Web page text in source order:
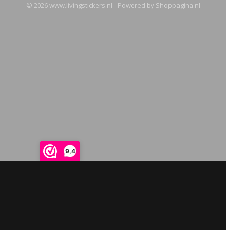
9,4
© 2026 www.livingstickers.nl - Powered by Shoppagina.nl